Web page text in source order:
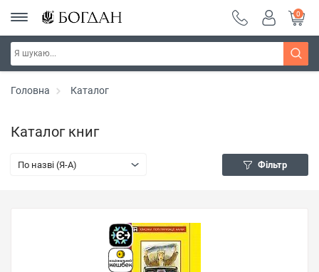
0
Головна Каталог
Каталог книг
По назві (Я-А) Фільтр